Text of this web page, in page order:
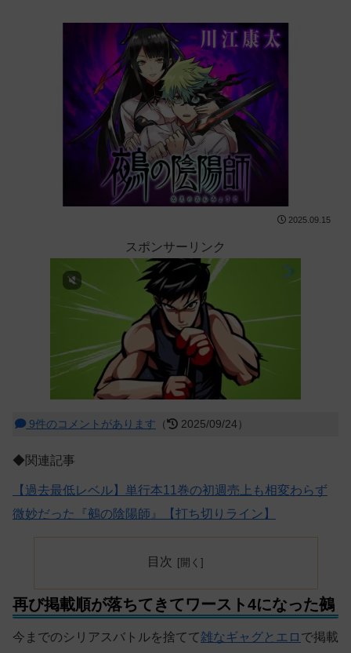
2025.09.15
スポンサーリンク
9件のコメントがあります （ 2025/09/24）
◆関連記事
【過去最低レベル】単行本11巻の初週売上も相変わらず
微妙だった『鵺の陰陽師』【打ち切りライン】
目次
再び掲載順が落ちてきてワースト4になった鵺
今までのシリアスバトルを捨てて雑なギャグとエロ で掲載